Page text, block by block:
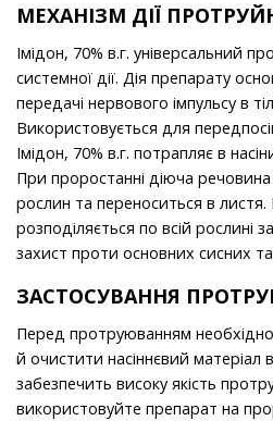
МЕХАНІЗМ ДІЇ П
Імідон, 70% в.г. універсальний
системної дії. Дія препарату
передачі нервового імпульсу в
Використовується для
Імідон, 70% в.г. потрапляє в
При проростанні діюча речовина
рослин та переноситься в листя.
розподіляється по всій рослині
захист проти основних сисних
ЗАСТОСУВАННЯ
Перед протруюванням необхідно
й очистити насіннєвий матеріал
забезпечить високу якість
використовуйте препарат на